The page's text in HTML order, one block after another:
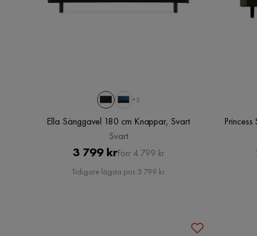
+5
Ella Sänggavel 180 cm Knappar, Svart
Svart
Pris
3 799 krOriginal
Pris
Förr 4 799 kr
Tidigare lägsta pris 3 799 kr